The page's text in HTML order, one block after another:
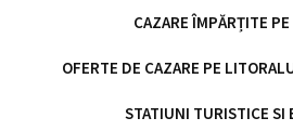
CAZARE ÎMPĂRȚITE
OFERTE DE CAZARE PE
STATIUNI TURISTICE SI